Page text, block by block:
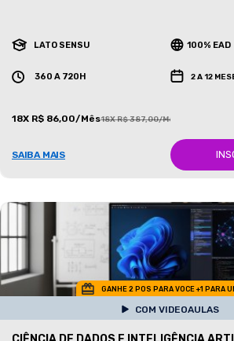
LATO SENSU 100% EAD
360 A 720H 2 A 12
18X R$ 86,00/Mês18X R$ 387,00/Mês
SAIBA MAIS
GANHE 2 POS PARA VOCE +1 PARA
COM VIDEOAULAS